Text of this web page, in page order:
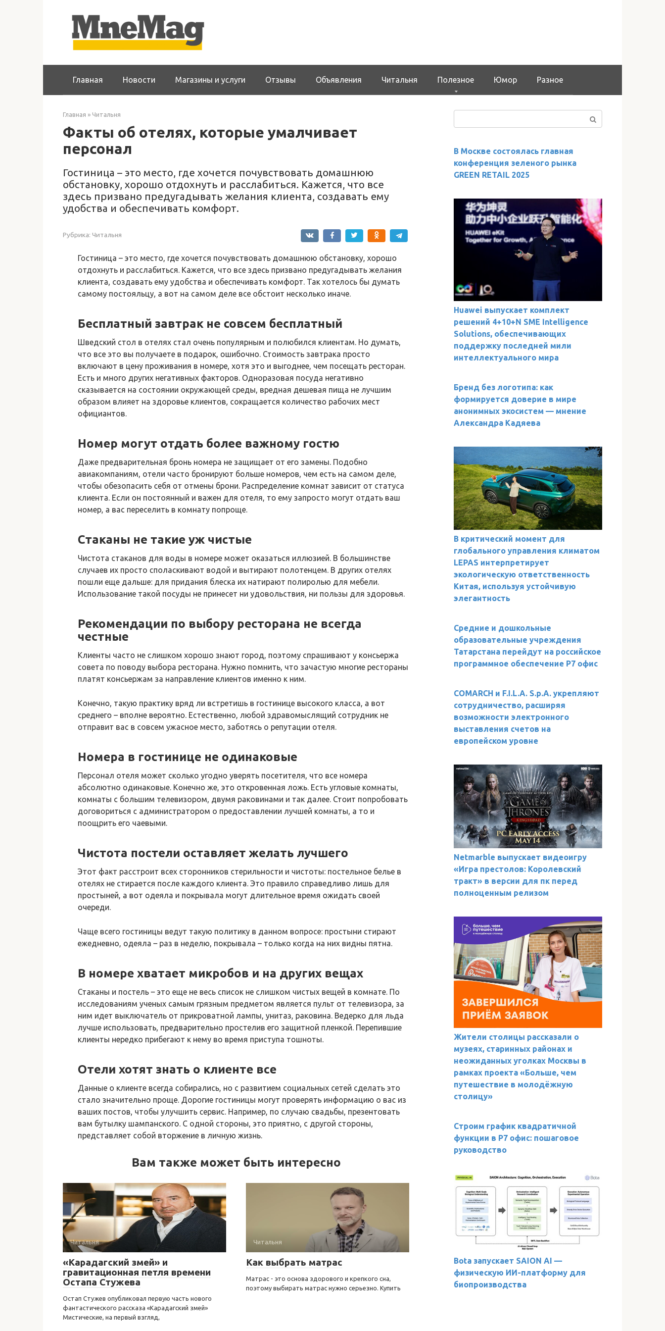
Главная Новости Магазины и услуги Отзывы Объявления Читальня Полезное Юмор Разное
Главная » Читальня
Факты об отелях, которые умалчивает
персонал
Гостиница – это место, где хочется почувствовать домашнюю
обстановку, хорошо отдохнуть и расслабиться. Кажется, что все
здесь призвано предугадывать желания клиента, создавать ему
удобства и обеспечивать комфорт.
Рубрика: Читальня
Гостиница – это место, где хочется почувствовать домашнюю обстановку, хорошо
отдохнуть и расслабиться. Кажется, что все здесь призвано предугадывать желания
клиента, создавать ему удобства и обеспечивать комфорт. Так хотелось бы думать
самому постояльцу, а вот на самом деле все обстоит несколько иначе.
Бесплатный завтрак не совсем бесплатный
Шведский стол в отелях стал очень популярным и полюбился клиентам. Но думать,
что все это вы получаете в подарок, ошибочно. Стоимость завтрака просто
включают в цену проживания в номере, хотя это и выгоднее, чем посещать ресторан.
Есть и много других негативных факторов. Одноразовая посуда негативно
сказывается на состоянии окружающей среды, вредная дешевая пища не лучшим
образом влияет на здоровье клиентов, сокращается количество рабочих мест
официантов.
Номер могут отдать более важному гостю
Даже предварительная бронь номера не защищает от его замены. Подобно
авиакомпаниям, отели часто бронируют больше номеров, чем есть на самом деле,
чтобы обезопасить себя от отмены брони. Распределение комнат зависит от статуса
клиента. Если он постоянный и важен для отеля, то ему запросто могут отдать ваш
номер, а вас переселить в комнату попроще.
Стаканы не такие уж чистые
Чистота стаканов для воды в номере может оказаться иллюзией. В большинстве
случаев их просто споласкивают водой и вытирают полотенцем. В других отелях
пошли еще дальше: для придания блеска их натирают полиролью для мебели.
Использование такой посуды не принесет ни удовольствия, ни пользы для здоровья.
Рекомендации по выбору ресторана не всегда
честные
Клиенты часто не слишком хорошо знают город, поэтому спрашивают у консьержа
совета по поводу выбора ресторана. Нужно помнить, что зачастую многие рестораны
платят консьержам за направление клиентов именно к ним.
Конечно, такую практику вряд ли встретишь в гостинице высокого класса, а вот
среднего – вполне вероятно. Естественно, любой здравомыслящий сотрудник не
отправит вас в совсем ужасное место, заботясь о репутации отеля.
Номера в гостинице не одинаковые
Персонал отеля может сколько угодно уверять посетителя, что все номера
абсолютно одинаковые. Конечно же, это откровенная ложь. Есть угловые комнаты,
комнаты с большим телевизором, двумя раковинами и так далее. Стоит попробовать
договориться с администратором о предоставлении лучшей комнаты, а то и
поощрить его чаевыми.
Чистота постели оставляет желать лучшего
Этот факт расстроит всех сторонников стерильности и чистоты: постельное белье в
отелях не стирается после каждого клиента. Это правило справедливо лишь для
простыней, а вот одеяла и покрывала могут длительное время ожидать своей
очереди.
Чаще всего гостиницы ведут такую политику в данном вопросе: простыни стирают
ежедневно, одеяла – раз в неделю, покрывала – только когда на них видны пятна.
В номере хватает микробов и на других вещах
Стаканы и постель – это еще не весь список не слишком чистых вещей в комнате. По
исследованиям ученых самым грязным предметом является пульт от телевизора, за
ним идет выключатель от прикроватной лампы, унитаз, раковина. Ведерко для льда
лучше использовать, предварительно простелив его защитной пленкой. Перепившие
клиенты нередко прибегают к нему во время приступа тошноты.
Отели хотят знать о клиенте все
Данные о клиенте всегда собирались, но с развитием социальных сетей сделать это
стало значительно проще. Дорогие гостиницы могут проверять информацию о вас из
ваших постов, чтобы улучшить сервис. Например, по случаю свадьбы, презентовать
вам бутылку шампанского. С одной стороны, это приятно, с другой стороны,
представляет собой вторжение в личную жизнь.
Вам также может быть интересно
Читальня
«Карадагский змей» и
гравитационная петля времени
Остапа Стужева
Остап Стужев опубликовал первую часть нового
фантастического рассказа «Карадагский змей»
Мистические, на первый взгляд,
Читальня
Как выбрать матрас
Матрас - это основа здорового и крепкого сна,
поэтому выбирать матрас нужно серьезно. Купить
В Москве состоялась главная
конференция зеленого рынка
GREEN RETAIL 2025
Huawei выпускает комплект
решений 4+10+N SME Intelligence
Solutions, обеспечивающих
поддержку последней мили
интеллектуального мира
Бренд без логотипа: как
формируется доверие в мире
анонимных экосистем — мнение
Александра Кадяева
В критический момент для
глобального управления климатом
LEPAS интерпретирует
экологическую ответственность
Китая, используя устойчивую
элегантность
Средние и дошкольные
образовательные учреждения
Татарстана перейдут на российское
программное обеспечение Р7 офис
COMARCH и F.I.L.A. S.p.A. укрепляют
сотрудничество, расширяя
возможности электронного
выставления счетов на
европейском уровне
Netmarble выпускает видеоигру
«Игра престолов: Королевский
тракт» в версии для пк перед
полноценным релизом
Жители столицы рассказали о
музеях, старинных районах и
неожиданных уголках Москвы в
рамках проекта «Больше, чем
путешествие в молодёжную
столицу»
Строим график квадратичной
функции в Р7 офис: пошаговое
руководство
Bota запускает SAION AI —
физическую ИИ-платформу для
биопроизводства